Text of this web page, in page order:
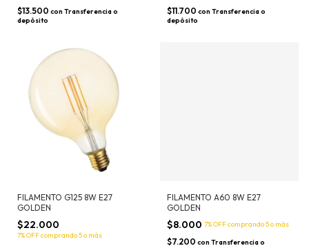
$13.500 con Transferencia o
depósito
$11.700 con Transferencia o
depósito
FILAMENTO G125 8W E27
GOLDEN
$22.000
7% OFFcomprando 5 o más
FILAMENTO A60 8W E27
GOLDEN
$8.000 7% OFFcomprando 5 o más
$7.200 con Transferencia o